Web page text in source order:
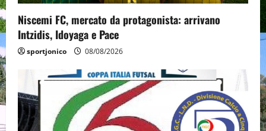
Niscemi FC, mercato da protagonista: arrivano
Intzidis, Idoyaga e Pace
sportjonico 08/08/2026